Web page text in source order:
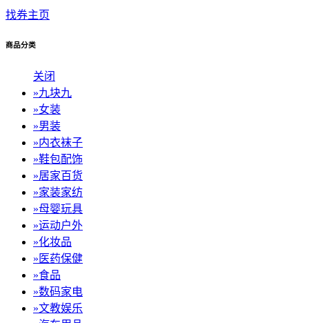
找券主页
商品分类
关闭
»九块九
»女装
»男装
»内衣袜子
»鞋包配饰
»居家百货
»家装家纺
»母婴玩具
»运动户外
»化妆品
» 医药保健
»食品
»数码家电
»文教娱乐